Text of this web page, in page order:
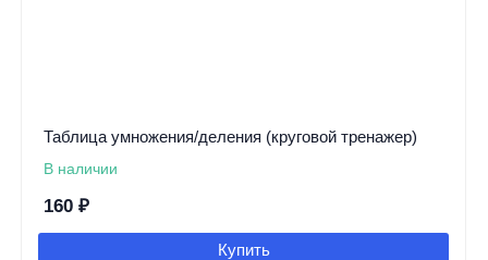
Таблица умножения/деления (круговой тренажер)
В наличии
160 ₽
Купить